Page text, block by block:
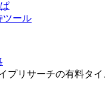
ツール
プリサーチの有料タ